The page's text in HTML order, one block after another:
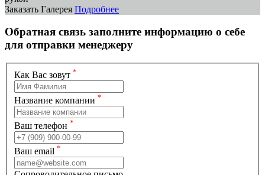
Заказать Галерея Подробнее
Обратная связь заполните информацию о себе
для отправки менеджеру
Как Вас зовут *
Название компании *
Ваш телефон *
Ваш email *